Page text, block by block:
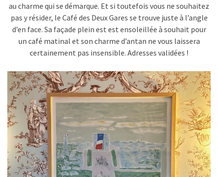
au charme qui se démarque. Et si toutefois vous ne souhaitez
pas y résider, le Café des Deux Gares se trouve juste à l’angle
d’en face. Sa façade plein est est ensoleillée à souhait pour
un café matinal et son charme d’antan ne vous laissera
certainement pas insensible. Adresses validées !